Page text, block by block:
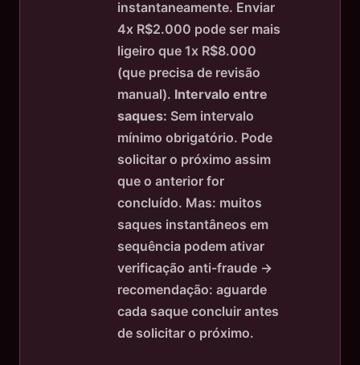
instantaneamente. Enviar
4x R$2.000 pode ser mais
ligeiro que 1x R$8.000
(que precisa de revisão
manual). Intervalo entre
saques: Sem intervalo
mínimo obrigatório. Pode
solicitar o próximo assim
que o anterior for
concluído. Mas: muitos
saques instantâneos em
sequência podem ativar
verificação anti-fraude →
recomendação: aguarde
cada saque concluir antes
de solicitar o próximo.